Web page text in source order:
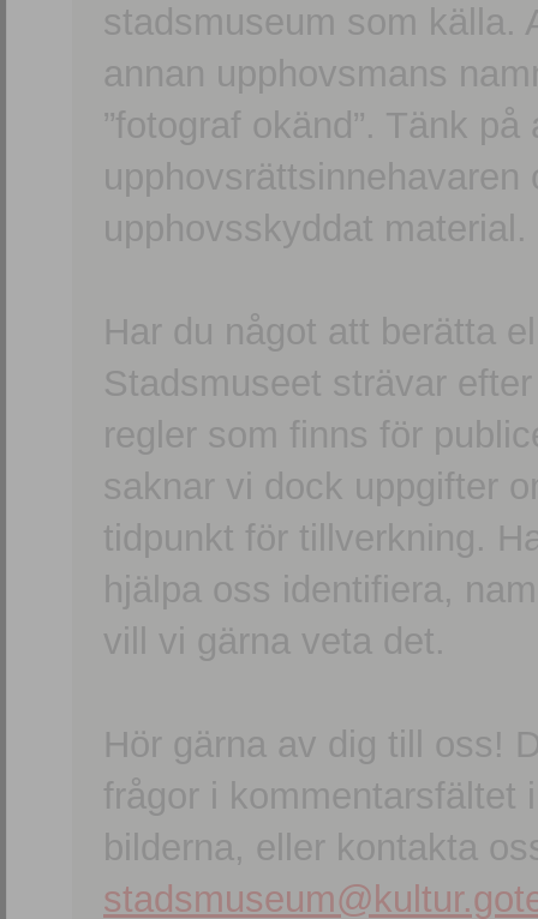
stadsmuseum som källa.
annan upphovsmans
”fotograf okänd”. Tänk
upphovsskyddat material.
Har du något att berätta
Stadsmuseet strävar
regler som finns för
saknar vi dock uppgifter
tidpunkt för tillverkning.
hjälpa oss identifiera,
vill vi gärna veta det.
Hör gärna av dig till oss!
frågor i kommentarsfältet
bilderna, eller kontakta